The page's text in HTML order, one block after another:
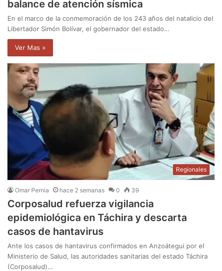
balance de atención sísmica
En el marco de la conmemoración de los 243 años del natalicio del
Libertador Simón Bolívar, el gobernador del estado…
Ver Mas »
Regionales
Omar Pernia hace 2 semanas 0 39
Corposalud refuerza vigilancia
epidemiológica en Táchira y descarta
casos de hantavirus
Ante los casos de hantavirus confirmados en Anzoátegui por el
Ministerio de Salud, las autoridades sanitarias del estado Táchira
(Corposalud)…